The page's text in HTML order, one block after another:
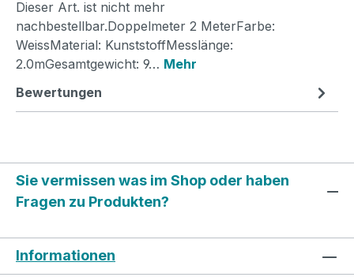
Dieser Art. ist nicht mehr
nachbestellbar.Doppelmeter 2 MeterFarbe:
WeissMaterial: KunststoffMesslänge:
2.0mGesamtgewicht: 9… Mehr
Bewertungen
Sie vermissen was im Shop oder haben
Fragen zu Produkten?
Informationen